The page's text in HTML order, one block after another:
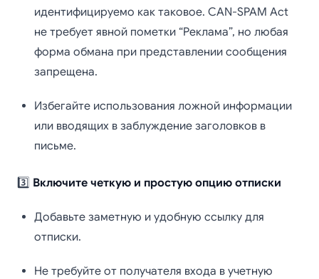
идентифицируемо как таковое. CAN-SPAM Act
не требует явной пометки “Реклама”, но любая
форма обмана при представлении сообщения
запрещена.
Избегайте использования ложной информации
или вводящих в заблуждение заголовков в
письме.
3️⃣ Включите четкую и простую опцию отписки
Добавьте заметную и удобную ссылку для
отписки.
Не требуйте от получателя входа в учетную